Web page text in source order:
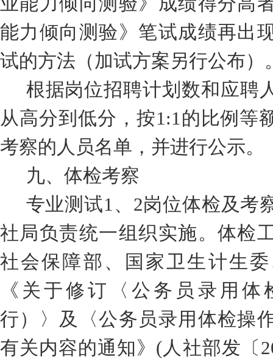
能力倾向测验》笔试成绩再出
试的方法 （ 加试方案另行公布）
根据岗位招聘计划数和应聘
从高分到低分，按1:1的比例等
考察的人员名单，并进行公示。
九、体检考察
专业测试1、 2岗位体检及考
社局负责统一组织实施。 体检
社会保障部、国家卫生计生
《关于修订〈公务员录用体
行）〉及〈公务员录用体检操
有关内容的通知》 (人社部发〔